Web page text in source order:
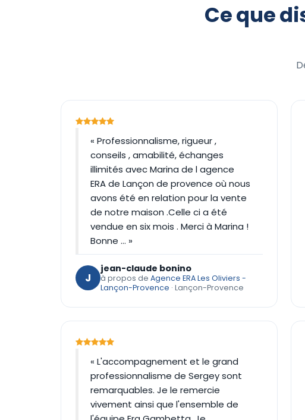
Ce que
« Professionnalisme, rigueur ,
conseils , amabilité, échanges
illimités avec Marina de l agence
ERA de Lançon de provence où nous
avons été en relation pour la vente
de notre maison .Celle ci a été
vendue en six mois . Merci à Marina !
Bonne … »
J
jean-claude bonino
à propos de Agence ERA Les Oliviers -
Lançon-Provence · Lançon-Provence
« L'accompagnement et le grand
professionnalisme de Sergey sont
remarquables. Je le remercie
vivement ainsi que l'ensemble de